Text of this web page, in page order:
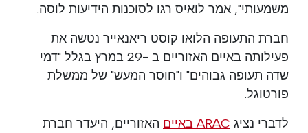
משמעותי", אמר לואיס רגו לסוכנות הידיעות לוסה.
חברת התעופה הלואו קוסט ריאנאייר נטשה את
פעילותה באיים האזוריים ב -29 במרץ בגלל "דמי
שדה תעופה גבוהים" ו"חוסר המעש" של ממשלת
פורטוגל.
לדברי נציג ARAC באיים
האזוריים, היעדר חברת